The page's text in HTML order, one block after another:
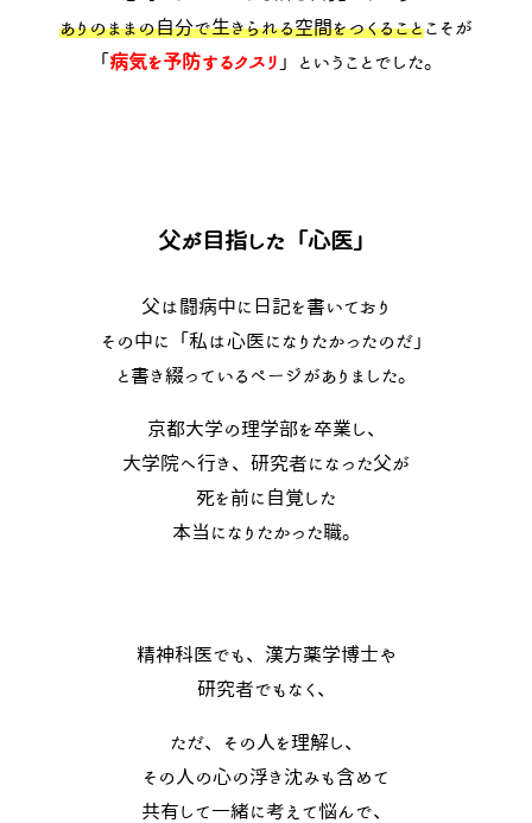
ありのままの自分で生きられる空間をつくることこそが
「 病気を予防するクスリ 」 ということでした。
父が目指した「心医」
父は闘病中に日記を書いており
その中に「私は心医になりたかったのだ」
と書き綴っているページがありました。
京都大学の理学部を卒業し、
大学院へ行き、研究者になった父が
死を前に自覚した
本当になりたかった職。
精神科医でも、漢方薬学博士や
研究者でもなく、
ただ、その人を理解し、
その人の心の浮き沈みも含めて
共有して一緒に考えて悩んで、